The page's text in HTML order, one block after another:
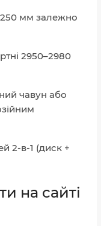
мм залежно
2950–2980
чавун або
2-в-1 (диск +
на сайті